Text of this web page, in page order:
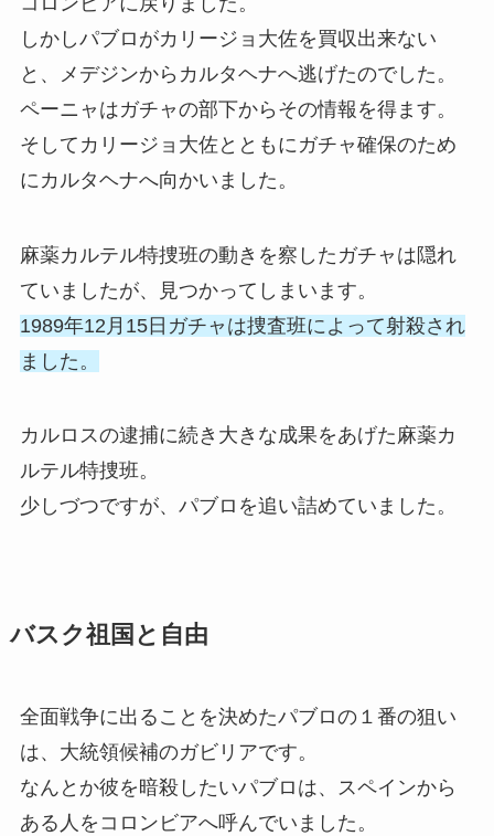
しかしパブロがカリージョ大佐を買収出来ない
と、メデジンからカルタヘナへ逃げたのでした。
ペーニャはガチャの部下からその情報を得ます。
そしてカリージョ大佐とともにガチャ確保のため
にカルタヘナへ向かいました。
麻薬カルテル特捜班の動きを察したガチャは隠れ
ていましたが、見つかってしまいます。
1989年12月15日ガチャは捜査班によって射殺され
ました。
カルロスの逮捕に続き大きな成果をあげた麻薬カ
ルテル特捜班。
少しづつですが、パブロを追い詰めていました。
バスク祖国と自由
全面戦争に出ることを決めたパブロの１番の狙い
は、大統領候補のガビリアです。
なんとか彼を暗殺したいパブロは、スペインから
ある人をコロンビアへ呼んでいました。